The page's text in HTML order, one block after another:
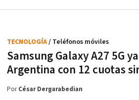
Samsung Galaxy A27 5G
Argentina con 12 cuotas
TECNOLOGÍA/ Teléfonos móviles
PorCésar Dergarabedian